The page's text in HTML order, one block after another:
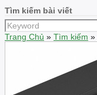
Tìm kiếm bài viết
Trang Chủ » Tìm kiếm »